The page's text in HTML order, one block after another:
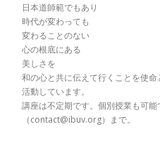
日本道師範でもあり
時代が変わっても
変わることのない
心の根底にある
美しさを
和の心と共に伝えて行くことを使命
活動しています。
講座は不定期です。個別授業も可
（contact@ibuv.org）まで。